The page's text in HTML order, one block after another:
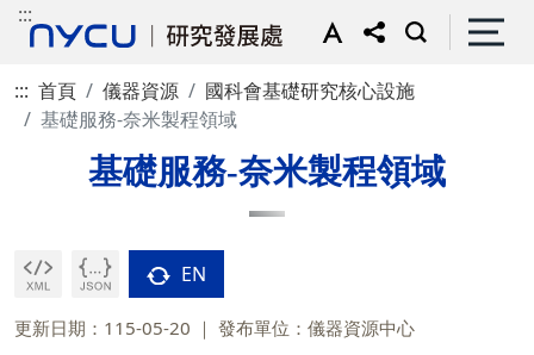
:::
::: 首頁 儀器資源
國科會基礎研究核心設施
基礎服務-奈米製程領域
基礎服務-奈米製程領域
EN
更新日期：115-05-20 發布單位：儀器資源中心